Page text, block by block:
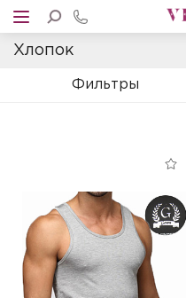
Хлопок
Фильтры